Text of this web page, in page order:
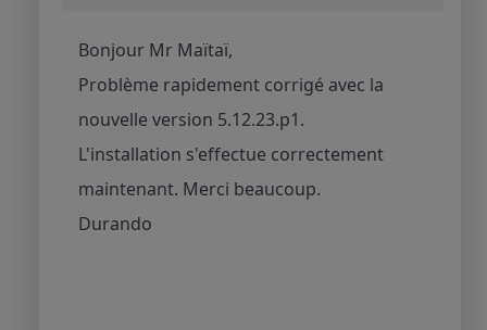
Bonjour Mr Maïtaï,
Problème rapidement corrigé avec la
nouvelle version 5.12.23.p1.
L'installation s'effectue correctement
maintenant. Merci beaucoup.
Durando